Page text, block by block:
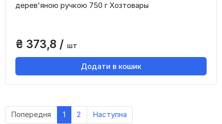
дерев'яною ручкою 750 г Хозтовары
₴ 373,8 / шт
Додати в кошик
Попередня 1 2 Наступна